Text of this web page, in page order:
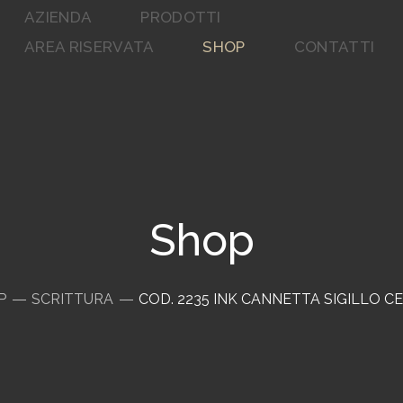
AZIENDA
PRODOTTI
AREA RISERVATA
SHOP CONTATTI
Shop
SCRITTURA COD. 2235 INK CANNETTA SIGILLO